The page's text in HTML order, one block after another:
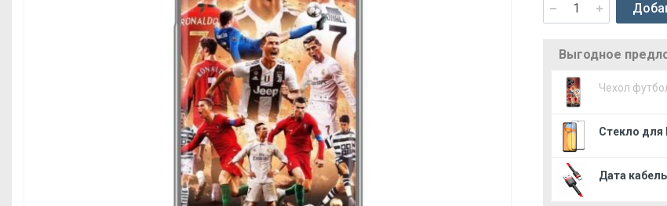
Выгодное
Чехол
Стекло для
Дата